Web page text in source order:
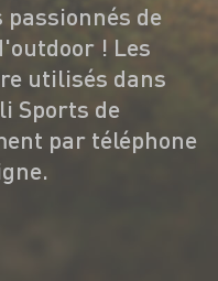
passionnés de
! Les
utilisés dans
Sports de
par téléphone